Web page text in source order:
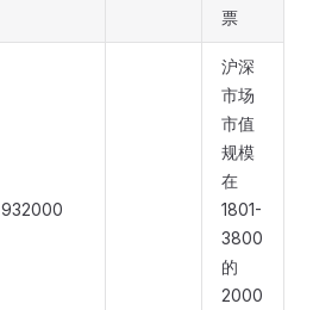
票
932000
沪深
市场
市值
规模
在
1801-
3800
的
2000